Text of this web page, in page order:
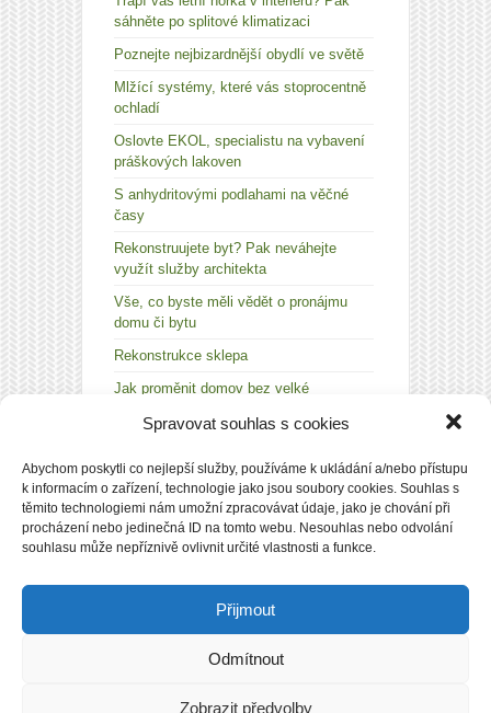
Spravovat souhlas s cookies
Abychom poskytli co nejlepší služby, používáme k ukládání a/nebo přístupu
k informacím o zařízení, technologie jako jsou soubory cookies. Souhlas s
těmito technologiemi nám umožní zpracovávat údaje, jako je chování při
procházení nebo jedinečná ID na tomto webu. Nesouhlas nebo odvolání
souhlasu může nepříznivě ovlivnit určité vlastnosti a funkce.
Přijmout
Odmítnout
Zobrazit předvolby
sáhněte po splitové klimatizaci
Poznejte nejbizardnější obydlí ve světě
Mlžící systémy, které vás stoprocentně
ochladí
Oslovte EKOL, specialistu na vybavení
práškových lakoven
S anhydritovými podlahami na věčné
časy
Rekonstruujete byt? Pak neváhejte
využít služby architekta
Vše, co byste měli vědět o pronájmu
domu či bytu
Rekonstrukce sklepa
Jak proměnit domov bez velké
tisíc a dobrý nápad
PŘIHLÁSIT
Kopírování článků nebo dalších částí tohoto